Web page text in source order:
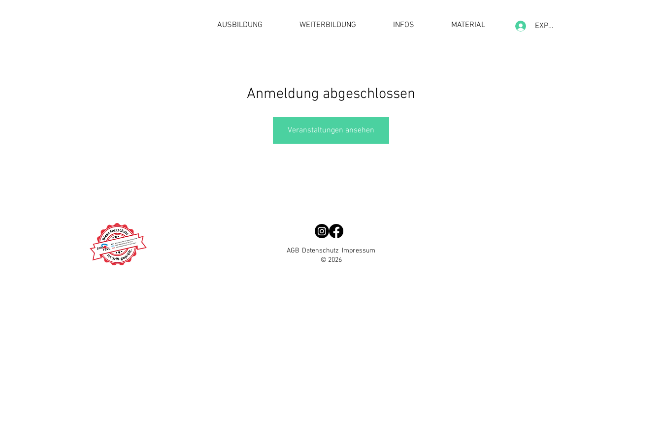
AUSBILDUNG WEITERBILDUNG INFOS MATERIAL EXPERIENCE
Anmeldung abgeschlossen
Veranstaltungen ansehen
AGB Datenschutz Impressum
© 2026